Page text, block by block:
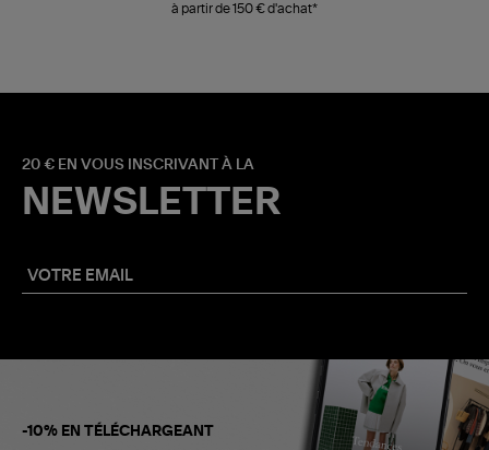
à partir de 150 € d'achat*
20 € EN VOUS INSCRIVANT À LA
NEWSLETTER
-10% EN TÉLÉCHARGEANT